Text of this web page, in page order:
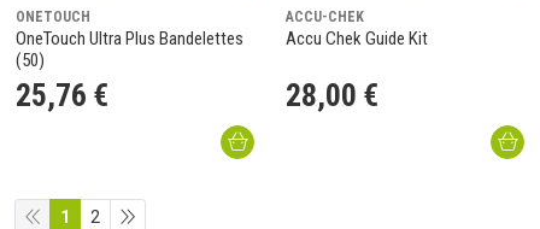
ONETOUCH
OneTouch Ultra Plus Bandelettes
(50)
25,76 €
ACCU-CHEK
Accu Chek Guide Kit
28,00 €
1 2